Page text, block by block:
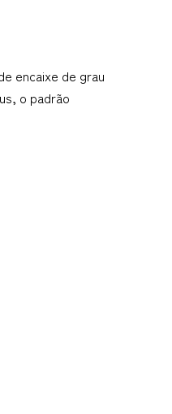
encaixe de grau
o padrão